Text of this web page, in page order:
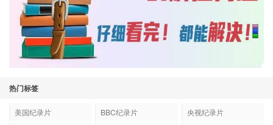
热门标签
美国纪录片 BBC纪录片
央视纪录片